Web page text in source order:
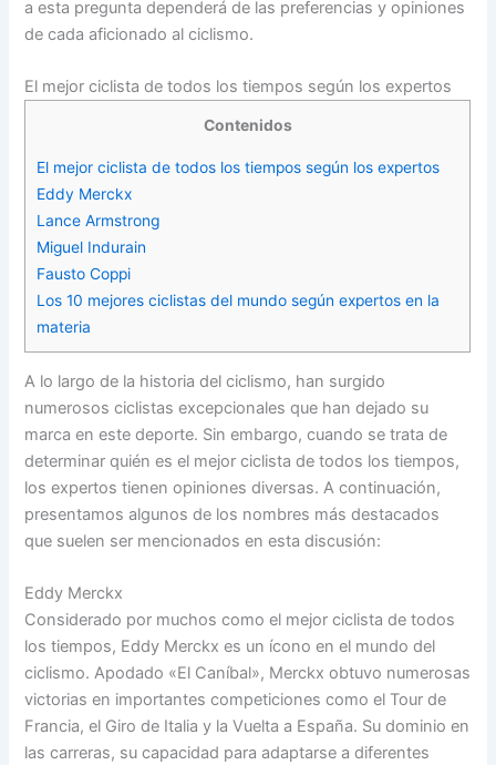
a esta pregunta dependerá de las preferencias y opiniones
de cada aficionado al ciclismo.
El mejor ciclista de todos los tiempos según los expertos
Contenidos
El mejor ciclista de todos los tiempos según los expertos
Eddy Merckx
Lance Armstrong
Miguel Indurain
Fausto Coppi
Los 10 mejores ciclistas del mundo según expertos en la
materia
A lo largo de la historia del ciclismo, han surgido
numerosos ciclistas excepcionales que han dejado su
marca en este deporte. Sin embargo, cuando se trata de
determinar quién es el mejor ciclista de todos los tiempos,
los expertos tienen opiniones diversas. A continuación,
presentamos algunos de los nombres más destacados
que suelen ser mencionados en esta discusión:
Eddy Merckx
Considerado por muchos como el mejor ciclista de todos
los tiempos, Eddy Merckx es un ícono en el mundo del
ciclismo. Apodado «El Caníbal», Merckx obtuvo numerosas
victorias en importantes competiciones como el Tour de
Francia, el Giro de Italia y la Vuelta a España. Su dominio en
las carreras, su capacidad para adaptarse a diferentes